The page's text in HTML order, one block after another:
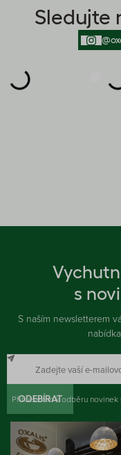
Sledujte
s
S naším newsletterem
ODEBÍRAT
Přihlášením k odběru novinek